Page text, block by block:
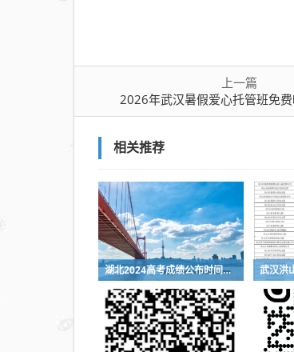
上一篇
2026年武汉暑假爱心托管班免
相关推荐
湖北2024高考成绩公布时间是什么时候